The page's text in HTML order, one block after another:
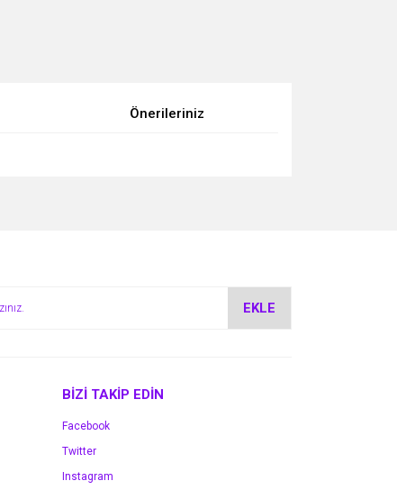
Önerileriniz
EKLE
BİZİ TAKİP EDİN
Facebook
Twitter
Instagram